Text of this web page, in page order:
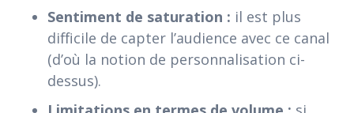
Sentiment de saturation : il est plus
difficile de capter l’audience avec ce canal
(d’où la notion de personnalisation ci-
dessus).